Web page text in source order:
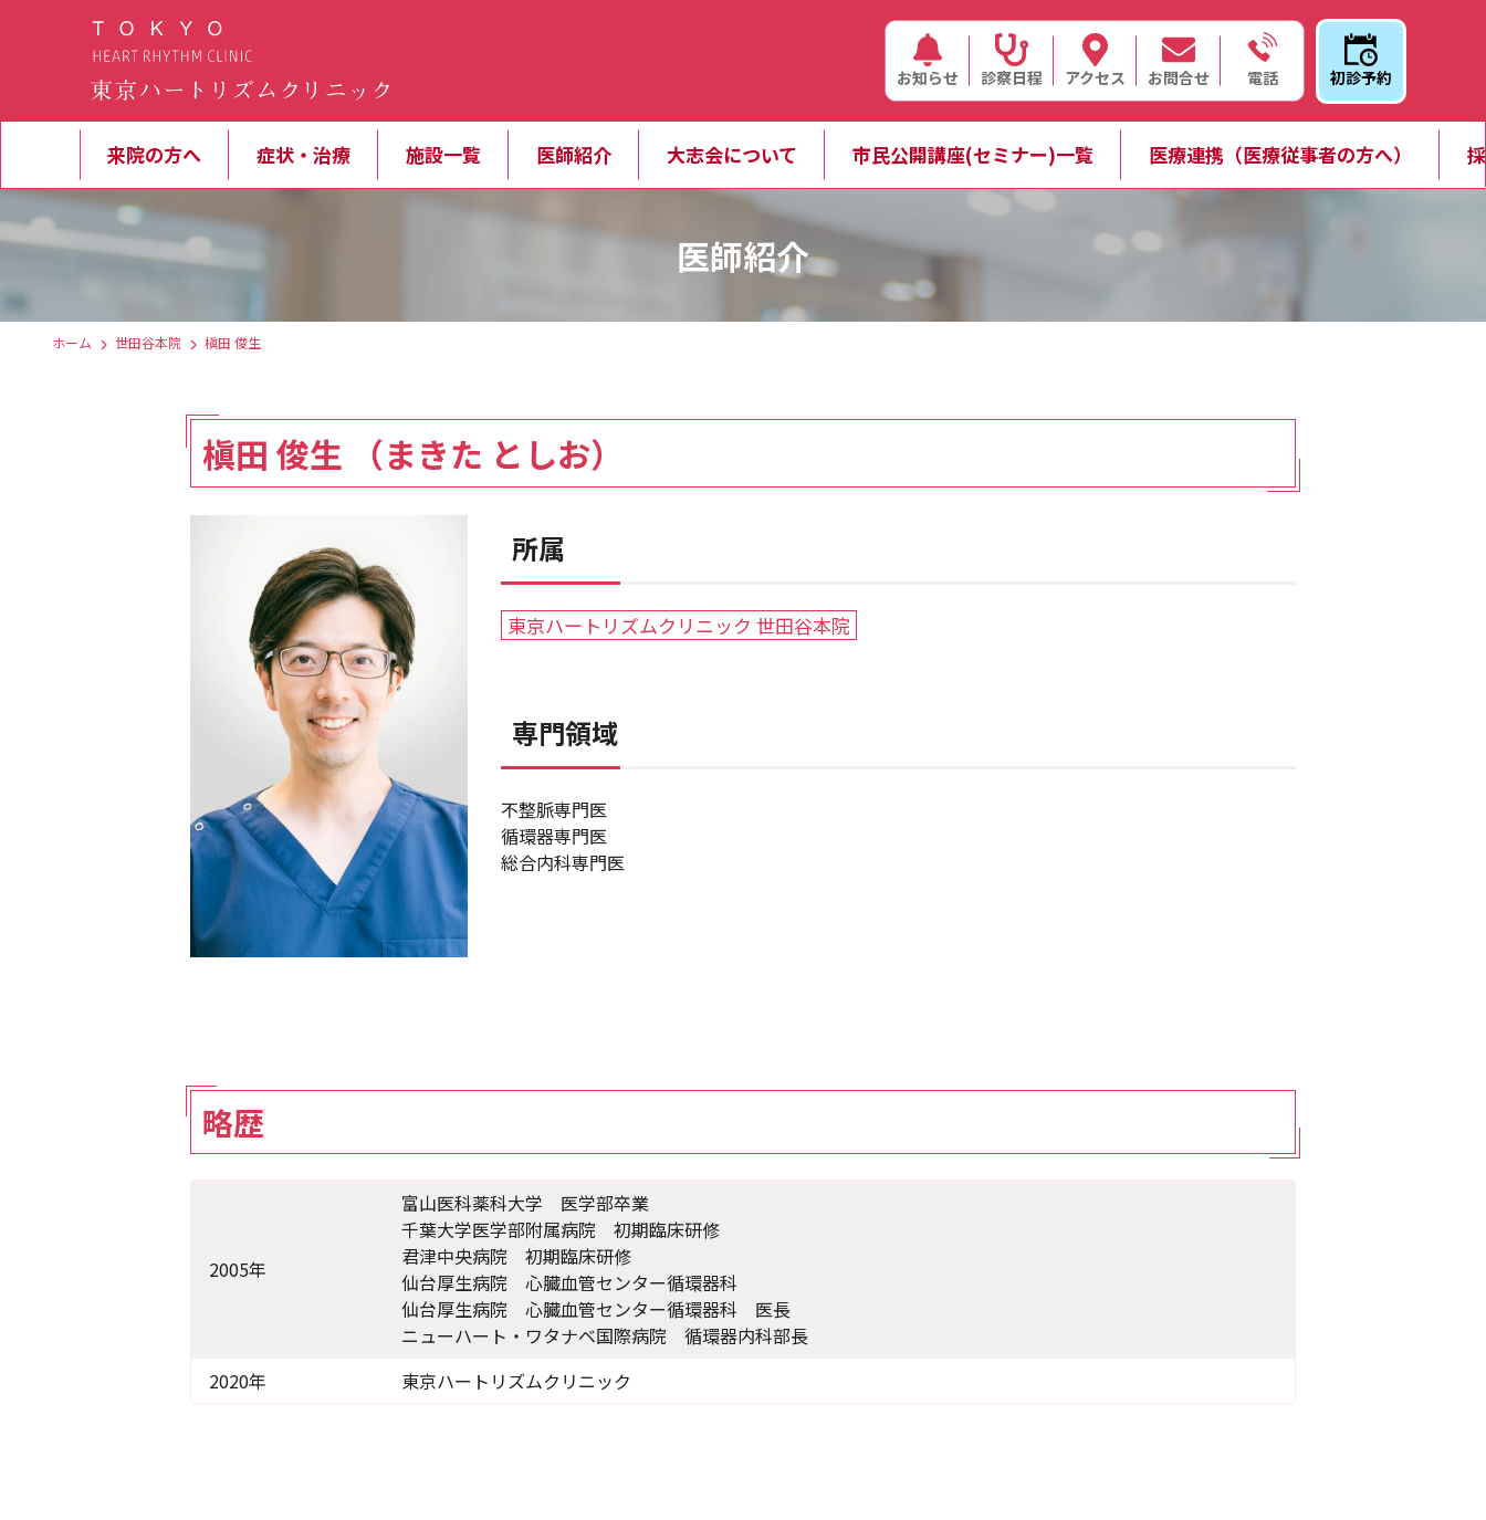
初診予約
お知らせ 診察日程 アクセス お問合せ 電話
来院の方へ 症状・治療 施設一覧 医師紹介 大志会について 市民公開講座(セミナー)一覧 医療連携（医療従事者の方へ）
医師紹介
ホーム 世田谷本院 槇田 俊生
槇田 俊生 （まきた としお）
所属
東京ハートリズムクリニック 世田谷本院
専門領域
不整脈専門医
循環器専門医
総合内科専門医
略歴
2005年
富山医科薬科大学 医学部卒業
千葉大学医学部附属病院 初期臨床研修
君津中央病院 初期臨床研修
仙台厚生病院 心臓血管センター循環器科
仙台厚生病院 心臓血管センター循環器科 医長
ニューハート・ワタナベ国際病院 循環器内科部長
2020年
東京ハートリズムクリニック